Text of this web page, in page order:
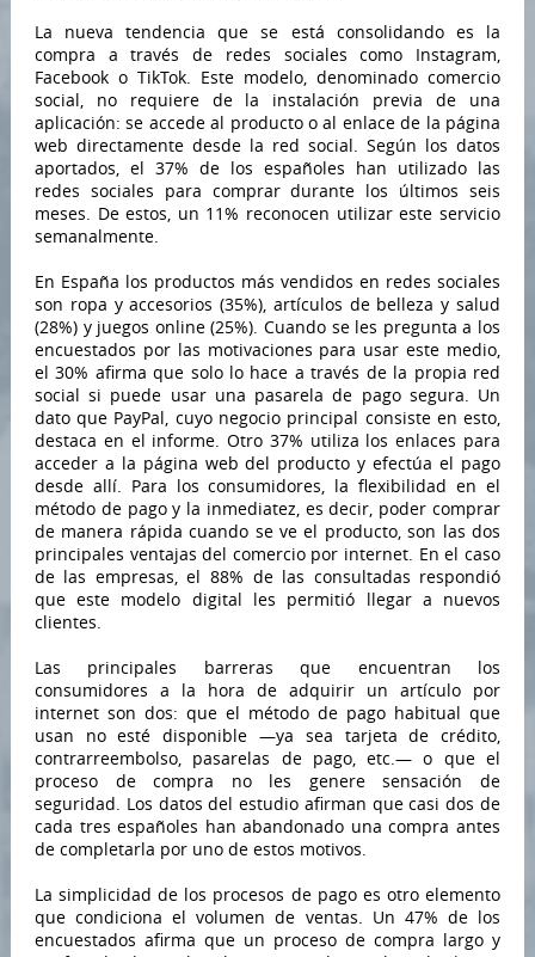
La nueva tendencia que se está consolidando es la
compra a través de redes sociales como Instagram,
Facebook o TikTok. Este modelo, denominado comercio
social, no requiere de la instalación previa de una
aplicación: se accede al producto o al enlace de la página
web directamente desde la red social. Según los datos
aportados, el 37% de los españoles han utilizado las
redes sociales para comprar durante los últimos seis
meses. De estos, un 11% reconocen utilizar este servicio
semanalmente.
En España los productos más vendidos en redes sociales
son ropa y accesorios (35%), artículos de belleza y salud
(28%) y juegos online (25%). Cuando se les pregunta a los
encuestados por las motivaciones para usar este medio,
el 30% afirma que solo lo hace a través de la propia red
social si puede usar una pasarela de pago segura. Un
dato que PayPal, cuyo negocio principal consiste en esto,
destaca en el informe. Otro 37% utiliza los enlaces para
acceder a la página web del producto y efectúa el pago
desde allí. Para los consumidores, la flexibilidad en el
método de pago y la inmediatez, es decir, poder comprar
de manera rápida cuando se ve el producto, son las dos
principales ventajas del comercio por internet. En el caso
de las empresas, el 88% de las consultadas respondió
que este modelo digital les permitió llegar a nuevos
clientes.
Las principales barreras que encuentran los
consumidores a la hora de adquirir un artículo por
internet son dos: que el método de pago habitual que
usan no esté disponible —ya sea tarjeta de crédito,
contrarreembolso, pasarelas de pago, etc.— o que el
proceso de compra no les genere sensación de
seguridad. Los datos del estudio afirman que casi dos de
cada tres españoles han abandonado una compra antes
de completarla por uno de estos motivos.
La simplicidad de los procesos de pago es otro elemento
que condiciona el volumen de ventas. Un 47% de los
encuestados afirma que un proceso de compra largo y